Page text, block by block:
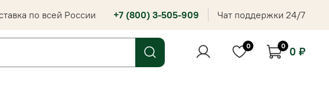
по всей России +7 (800) 3-505-909 Чат поддержки 24/7
0 0 0 ₽